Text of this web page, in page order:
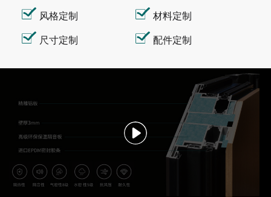
风格定制 材料定制
尺寸定制 配件定制